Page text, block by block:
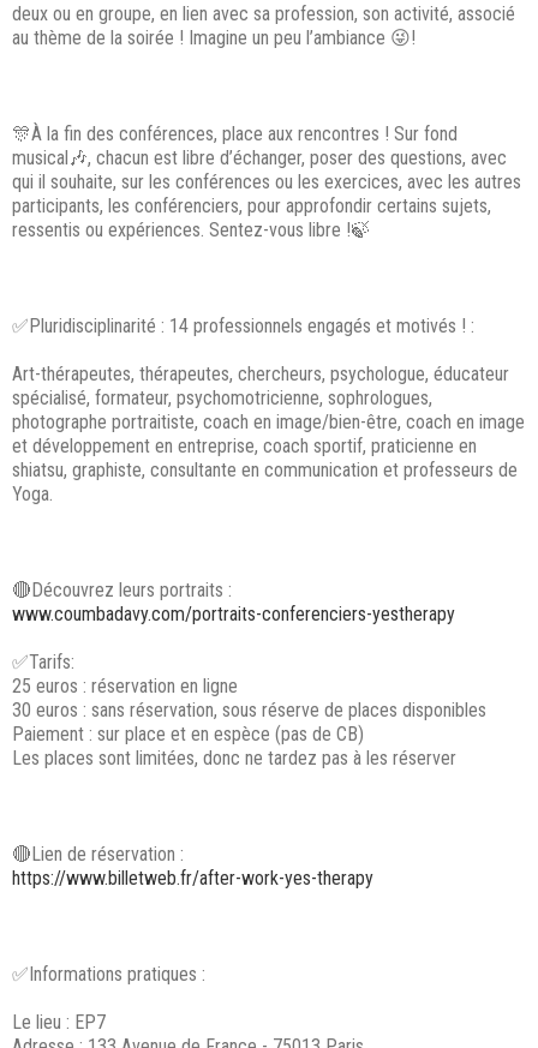
deux ou en groupe, en lien avec sa profession, son activité, associé
au thème de la soirée ! Imagine un peu l’ambiance 😜!
🎊À la fin des conférences, place aux rencontres ! Sur fond
musical🎶, chacun est libre d’échanger, poser des questions, avec
qui il souhaite, sur les conférences ou les exercices, avec les autres
participants, les conférenciers, pour approfondir certains sujets,
ressentis ou expériences. Sentez-vous libre !🍃
✅Pluridisciplinarité : 14 professionnels engagés et motivés ! :
Art-thérapeutes, thérapeutes, chercheurs, psychologue, éducateur
spécialisé, formateur, psychomotricienne, sophrologues,
photographe portraitiste, coach en image/bien-être, coach en image
et développement en entreprise, coach sportif, praticienne en
shiatsu, graphiste, consultante en communication et professeurs de
Yoga.
🔴Découvrez leurs portraits :
www.coumbadavy.com/portraits-conferenciers-yestherapy
✅Tarifs:
25 euros : réservation en ligne
30 euros : sans réservation, sous réserve de places disponibles
Paiement : sur place et en espèce (pas de CB)
Les places sont limitées, donc ne tardez pas à les réserver
🔴Lien de réservation :
https://www.billetweb.fr/after-work-yes-therapy
✅Informations pratiques :
Le lieu : EP7